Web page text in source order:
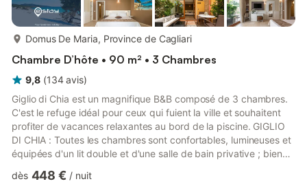
Domus De Maria, Province de Cagliari
Chambre D’hôte • 90 m² • 3 Chambres
9,8 (134 avis)
Giglio di Chia est un magnifique B&B composé de 3 chambres.
C'est le refuge idéal pour ceux qui fuient la ville et souhaitent
profiter de vacances relaxantes au bord de la piscine. GIGLIO
DI CHIA : Toutes les chambres sont confortables, lumineuses et
équipées d'un lit double et d'une salle de bain privative ; bien
et aux magnifiques plages de Chia. Les chambres sont
dès 448 € / nuit